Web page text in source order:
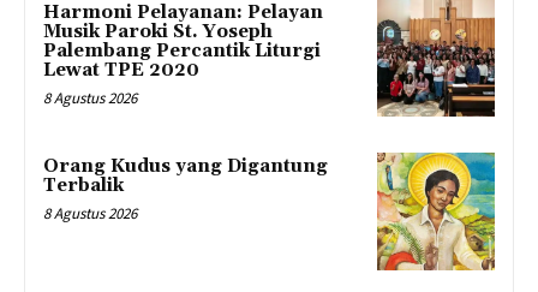
Harmoni Pelayanan: Pelayan
Musik Paroki St. Yoseph
Palembang Percantik Liturgi
Lewat TPE 2020
8 Agustus 2026
Orang Kudus yang Digantung
Terbalik
8 Agustus 2026